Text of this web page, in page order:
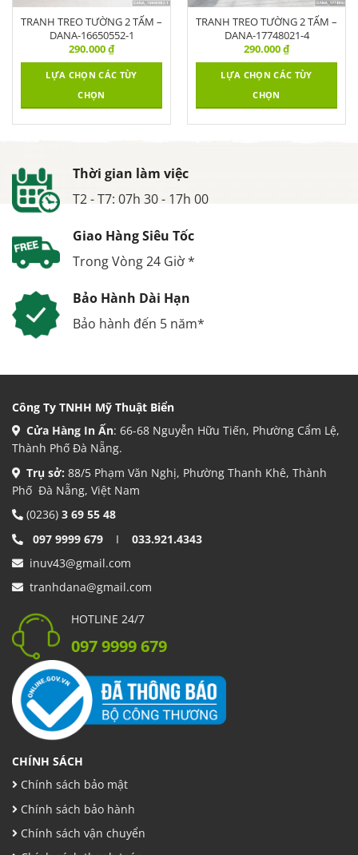
TRANH TREO TƯỜNG 2 TẤM –
DANA-16650552-1
290.000₫
LỰA CHỌN CÁC TÙY
CHỌN
TRANH TREO TƯỜNG 2 TẤM –
DANA-17748021-4
290.000₫
LỰA CHỌN CÁC TÙY
CHỌN
Thời gian làm việc
T2 - T7: 07h 30 - 17h 00
Giao Hàng Siêu Tốc
Trong Vòng 24 Giờ *
Bảo Hành Dài Hạn
Bảo hành đến 5 năm*
Công Ty TNHH Mỹ Thuật Biển
Cửa Hàng In Ấn: 66-68 Nguyễn Hữu Tiến, Phường Cẩm Lệ,
Thành Phố Đà Nẵng.
Trụ sở: 88/5 Phạm Văn Nghị, Phường Thanh Khê, Thành
Phố Đà Nẵng, Việt Nam
(0236) 3 69 55 48
097 9999 679 I 033.921.4343
inuv43@gmail.com
tranhdana@gmail.com
HOTLINE 24/7
097 9999 679
CHÍNH SÁCH
Chính sách bảo mật
Chính sách bảo hành
Chính sách vận chuyển